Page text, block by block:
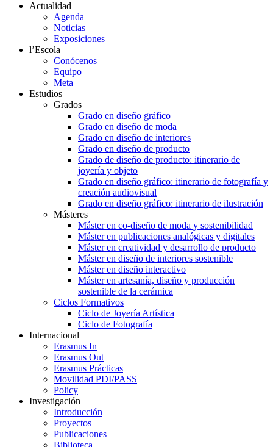
Actualidad
Agenda
Noticias
Exposiciones
l’Escola
Conócenos
Equipo
Meta
Estudios
Grados
Grado en diseño gráfico
Grado en diseño de moda
Grado en diseño de interiores
Grado en diseño de producto
Grado de diseño de producto: itinerario de
joyería y objeto
Grado en diseño gráfico: itinerario de fotografía y
creación audiovisual
Grado en diseño gráfico: itinerario de ilustración
Másteres
Máster en co-diseño de moda y sostenibilidad
Máster en publicaciones analógicas y digitales
Máster en creatividad y desarrollo de producto
Máster en diseño de interiores sostenible
Máster en diseño interactivo
Máster en artesanía, diseño y producción
sostenible de la cerámica
Ciclos Formativos
Ciclo de Joyería Artística
Ciclo de Fotografía
Internacional
Erasmus In
Erasmus Out
Erasmus Prácticas
Movilidad PDI/PASS
Policy
Investigación
Introducción
Proyectos
Publicaciones
Biblioteca